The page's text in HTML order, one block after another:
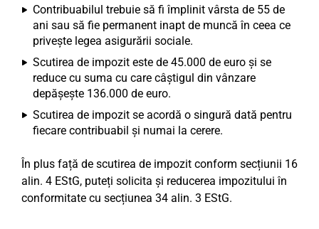
Contribuabilul trebuie să fi împlinit vârsta de 55 de
ani sau să fie permanent inapt de muncă în ceea ce
privește legea asigurării sociale.
Scutirea de impozit este de 45.000 de euro și se
reduce cu suma cu care câștigul din vânzare
depășește 136.000 de euro.
Scutirea de impozit se acordă o singură dată pentru
fiecare contribuabil și numai la cerere.
În plus față de scutirea de impozit conform secțiunii 16
alin. 4 EStG, puteți solicita și reducerea impozitului în
conformitate cu secțiunea 34 alin. 3 EStG.